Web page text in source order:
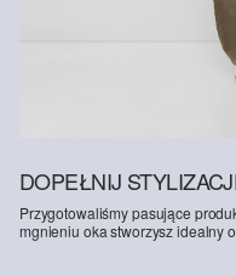
Zawiera poliester z
recyklingu, wykonany z
jak butelki PET, lub z
DOPEŁNIJ
Przygotowaliśmy pasujące
mgnieniu oka stworzysz idealny